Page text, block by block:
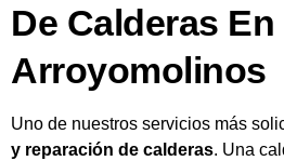
De Calderas En
Arroyomolinos
Uno de nuestros servicios más
y reparación de calderas. Una